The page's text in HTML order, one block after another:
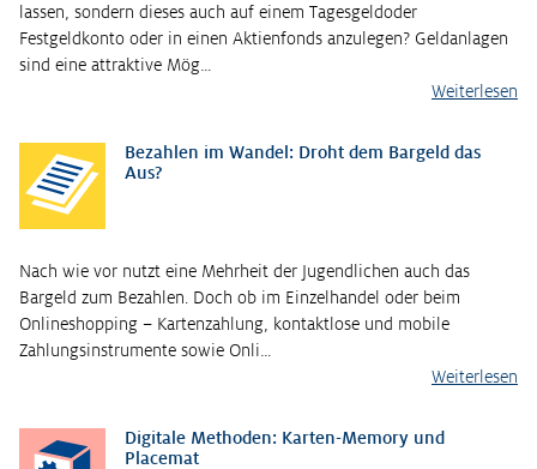
lassen, sondern dieses auch auf einem Tagesgeldoder
Festgeldkonto oder in einen Aktienfonds anzulegen? Geldanlagen
sind eine attraktive Mög…
Weiterlesen
Bezahlen im Wandel: Droht dem Bargeld das
Aus?
Nach wie vor nutzt eine Mehrheit der Jugendlichen auch das
Bargeld zum Bezahlen. Doch ob im Einzelhandel oder beim
Onlineshopping – Kartenzahlung, kontaktlose und mobile
Zahlungsinstrumente sowie Onli…
Weiterlesen
Digitale Methoden: Karten-Memory und
Placemat